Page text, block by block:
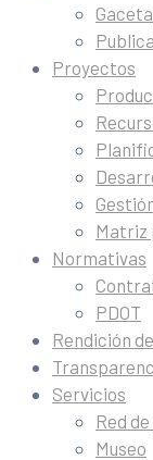
Gaceta
Proyectos
Matriz
Normativas
PDOT
Rendición
Servicios
Red
Museo